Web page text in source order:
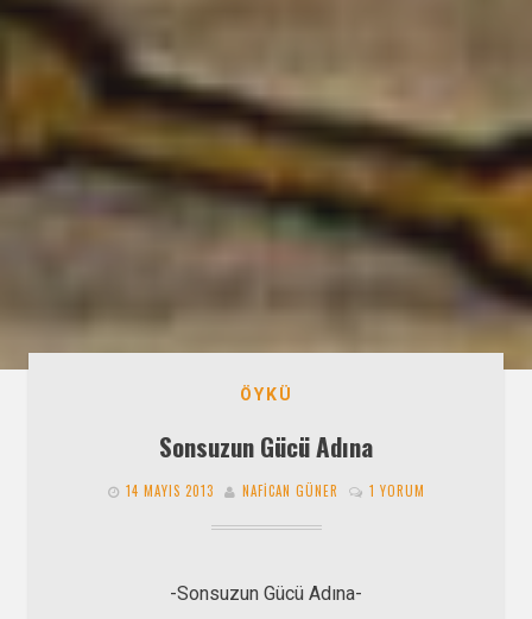
ÖYKÜ
Sonsuzun Gücü Adına
14 MAYIS 2013 NAFICAN GÜNER 1 YORUM
-Sonsuzun Gücü Adına-